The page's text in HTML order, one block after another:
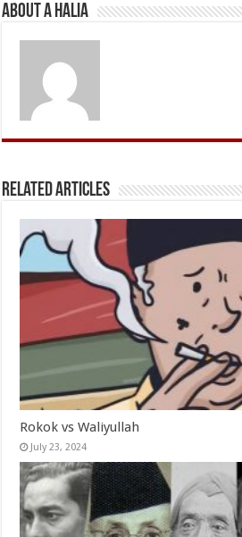
About A Halia
Related Articles
Rokok vs Waliyullah
July 23, 2024